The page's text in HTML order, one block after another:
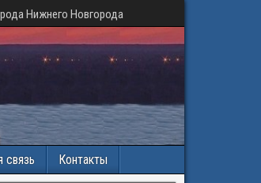
Нижнего Новгорода
связь Контакты